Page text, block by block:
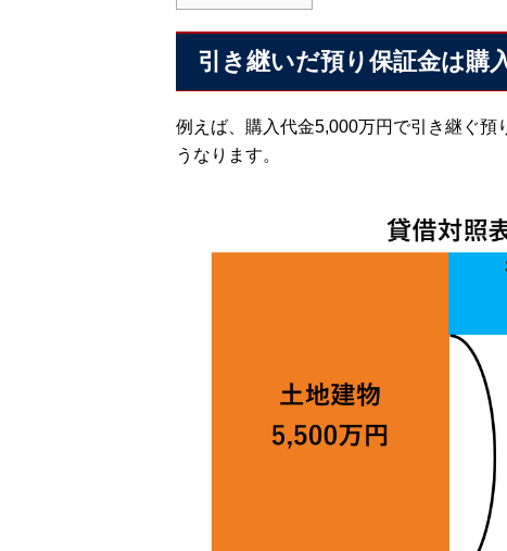
引き継いだ預り保証金は購
例えば、購入代金5,000万円で引き継ぐ預
うなります。